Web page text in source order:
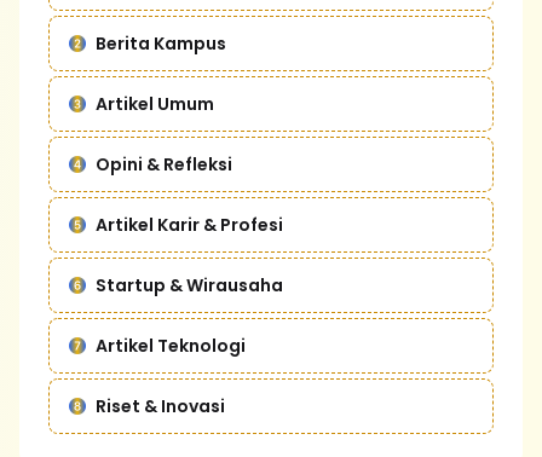
Berita Kampus
Artikel Umum
Opini & Refleksi
Artikel Karir & Profesi
Startup & Wirausaha
Artikel Teknologi
Riset & Inovasi